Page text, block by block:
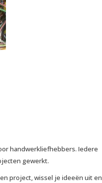
handwerkliefhebbers. Iedere
gewerkt.
project, wissel je ideeën uit en